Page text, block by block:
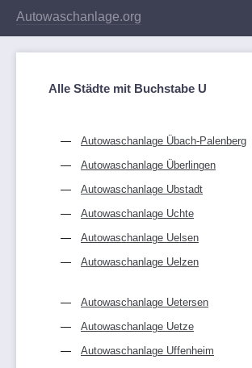
Autowaschanlage.org
Alle Städte mit Buchstabe U
Autowaschanlage Übach-Palenberg
Autowaschanlage Überlingen
Autowaschanlage Ubstadt
Autowaschanlage Uchte
Autowaschanlage Uelsen
Autowaschanlage Uelzen
Autowaschanlage Uetersen
Autowaschanlage Uetze
Autowaschanlage Uffenheim